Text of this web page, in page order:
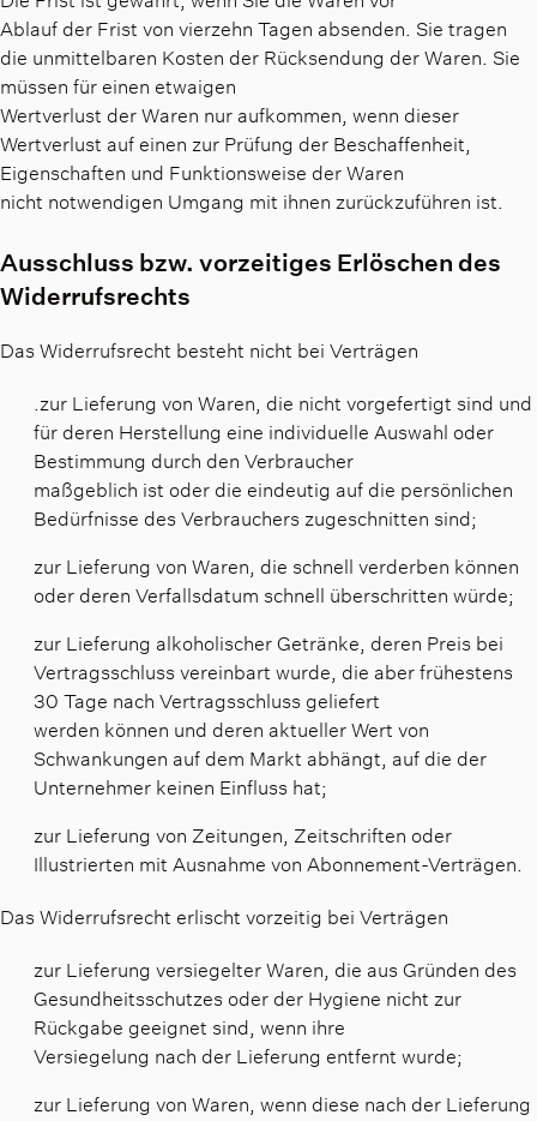
Ablauf der Frist von vierzehn Tagen absenden. Sie tragen
die unmittelbaren Kosten der Rücksendung der Waren. Sie
müssen für einen etwaigen
Wertverlust der Waren nur aufkommen, wenn dieser
Wertverlust auf einen zur Prüfung der Beschaffenheit,
Eigenschaften und Funktionsweise der Waren
nicht notwendigen Umgang mit ihnen zurückzuführen ist.
Ausschluss bzw. vorzeitiges Erlöschen des
Widerrufsrechts
Das Widerrufsrecht besteht nicht bei Verträgen
.zur Lieferung von Waren, die nicht vorgefertigt sind und
für deren Herstellung eine individuelle Auswahl oder
Bestimmung durch den Verbraucher
maßgeblich ist oder die eindeutig auf die persönlichen
Bedürfnisse des Verbrauchers zugeschnitten sind;
zur Lieferung von Waren, die schnell verderben können
oder deren Verfallsdatum schnell überschritten würde;
zur Lieferung alkoholischer Getränke, deren Preis bei
Vertragsschluss vereinbart wurde, die aber frühestens
30 Tage nach Vertragsschluss geliefert
werden können und deren aktueller Wert von
Schwankungen auf dem Markt abhängt, auf die der
Unternehmer keinen Einfluss hat;
zur Lieferung von Zeitungen, Zeitschriften oder
Illustrierten mit Ausnahme von Abonnement-Verträgen.
Das Widerrufsrecht erlischt vorzeitig bei Verträgen
zur Lieferung versiegelter Waren, die aus Gründen des
Gesundheitsschutzes oder der Hygiene nicht zur
Rückgabe geeignet sind, wenn ihre
Versiegelung nach der Lieferung entfernt wurde;
zur Lieferung von Waren, wenn diese nach der Lieferung